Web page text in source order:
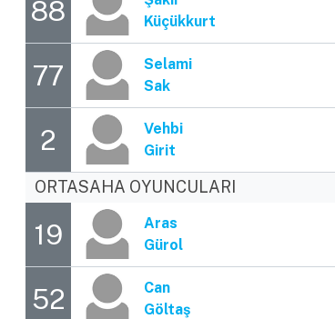
88
Küçükkurt
77
Selami
Sak
2
Vehbi
Girit
ORTASAHA OYUNCULARI
19
Aras
Gürol
52
Can
Göltaş